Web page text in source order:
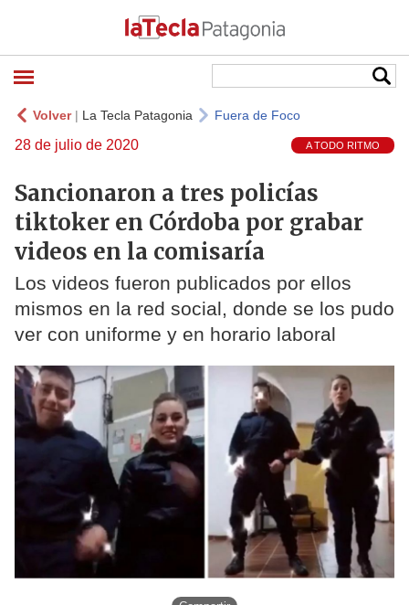
Volver| La Tecla Patagonia Fuera de Foco
28 de julio de 2020 A TODO RITMO
Sancionaron a tres policías
tiktoker en Córdoba por grabar
videos en la comisaría
Los videos fueron publicados por ellos
mismos en la red social, donde se los pudo
ver con uniforme y en horario laboral